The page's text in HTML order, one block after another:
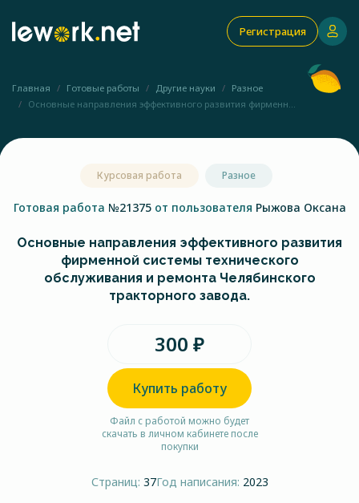
Регистрация
Главная Готовые работы Другие науки
Разное
Основные направления эффективного развития фирменн...
Курсовая работа Разное
Готовая работа №21375 от пользователя Рыжова Оксана
Основные направления эффективного развития
фирменной системы технического
обслуживания и ремонта Челябинского
тракторного завода.
300 ₽
Купить работу
Файл с работой можно будет
скачать в личном кабинете после
покупки
Страниц: 37Год написания: 2023